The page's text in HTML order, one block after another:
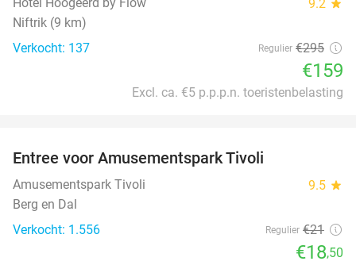
9.2 star
Niftrik (9 km)
Verkocht: 137
Regulier €295
€159
Excl. ca. €5 p.p.p.n. toeristenbelasting
Entree voor Amusementspark Tivoli
Amusementspark Tivoli 9.5 star
Berg en Dal
Verkocht: 1.556
Regulier €21
€18,50